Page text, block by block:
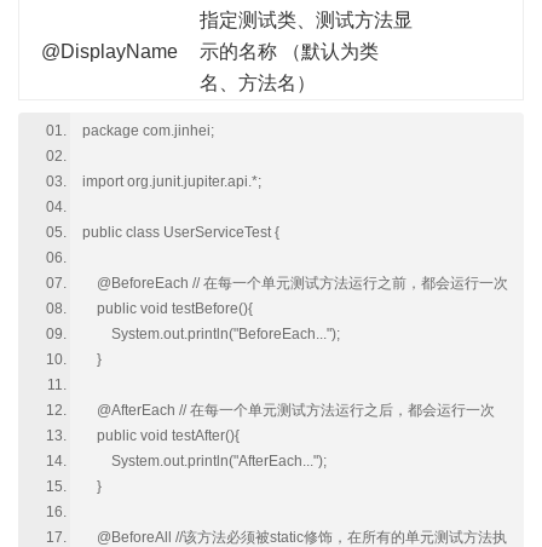
@DisplayName
指定测试类、测试方法显
示的名称 （默认为类
名、方法名）
package com.jinhei;
import org.junit.jupiter.api.*;
public class UserServiceTest {
@BeforeEach // 在每一个单元测试方法运行之前，都会运行一次
public void testBefore(){
System.out.println("BeforeEach...");
}
@AfterEach // 在每一个单元测试方法运行之后，都会运行一次
public void testAfter(){
System.out.println("AfterEach...");
}
@BeforeAll //该方法必须被static修饰，在所有的单元测试方法执